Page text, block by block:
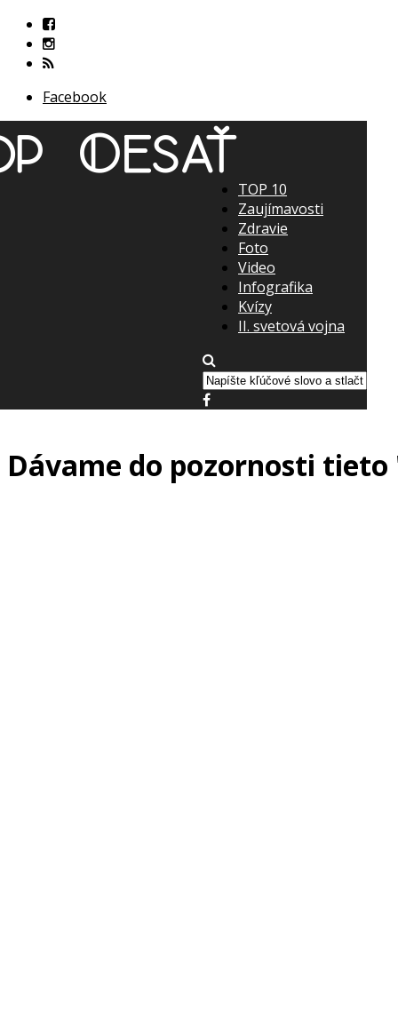
Facebook
TOP 10
Zaujímavosti
Zdravie
Foto
Video
Infografika
Kvízy
II. svetová vojna
Dávame do pozornosti